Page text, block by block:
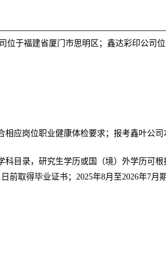
于福建省厦门市思明区；鑫达彩印公司
应岗位职业健康体检要求；报考鑫叶公
目录，研究生学历或国（境）外学历可根
取得毕业证书；2025年8月至2026年7月